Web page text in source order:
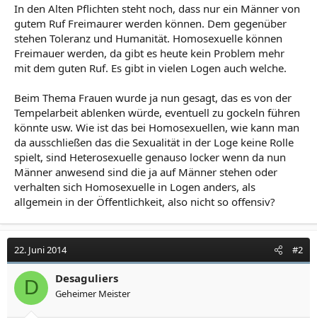
In den Alten Pflichten steht noch, dass nur ein Männer von
gutem Ruf Freimaurer werden können. Dem gegenüber
stehen Toleranz und Humanität. Homosexuelle können
Freimauer werden, da gibt es heute kein Problem mehr
mit dem guten Ruf. Es gibt in vielen Logen auch welche.
Beim Thema Frauen wurde ja nun gesagt, das es von der
Tempelarbeit ablenken würde, eventuell zu gockeln führen
könnte usw. Wie ist das bei Homosexuellen, wie kann man
da ausschließen das die Sexualität in der Loge keine Rolle
spielt, sind Heterosexuelle genauso locker wenn da nun
Männer anwesend sind die ja auf Männer stehen oder
verhalten sich Homosexuelle in Logen anders, als
allgemein in der Öffentlichkeit, also nicht so offensiv?
22. Juni 2014 #2
D Desaguliers
Geheimer Meister